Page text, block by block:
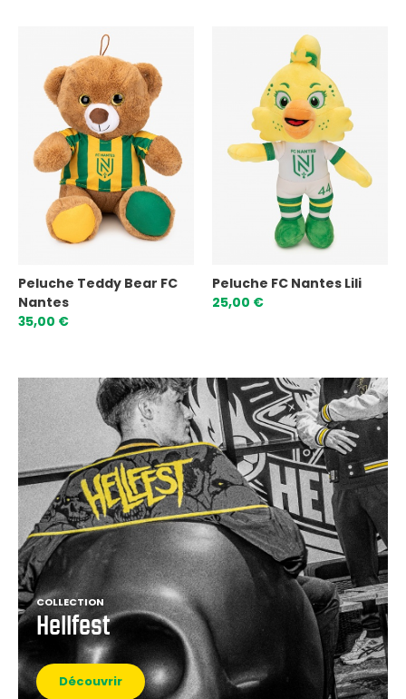
Peluche Teddy Bear FC
Nantes
35,00 €
Peluche FC Nantes Lili
25,00 €
COLLECTION
Hellfest
Découvrir